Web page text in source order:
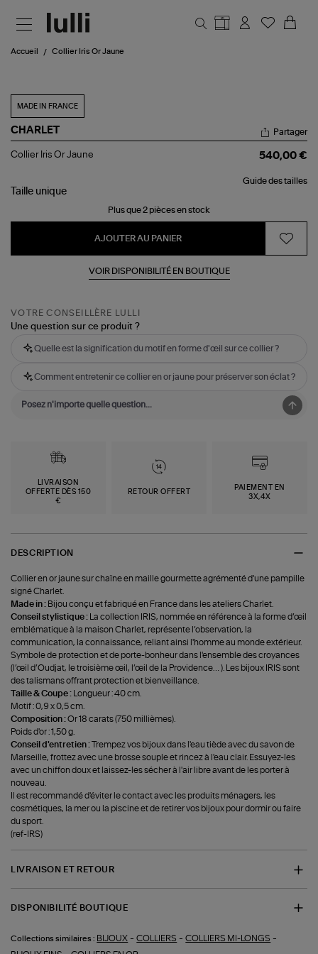
Accueil Collier Iris Or Jaune
MADE IN FRANCE
CHARLET
Collier
Jaune
Partager
Collier Iris Or Jaune 540,00 €
Guide des tailles
Taille unique
Plus que 2 pièces en stock
AJOUTER AU PANIER
VOIR DISPONIBILITÉ EN BOUTIQUE
VOTRE CONSEILLÈRE LULLI
Une question sur ce produit ?
Quelle est la signification du motif en forme d'œil sur ce collier ?
Comment entretenir ce collier en or jaune pour préserver son éclat ?
LIVRAISON
OFFERTE DÈS 150
€
RETOUR OFFERT
PAIEMENT EN
3X,4X
DESCRIPTION
Collier en or jaune sur chaîne en maille gourmette agrémenté d'une pampille
signé Charlet.
Made in : Bijou conçu et fabriqué en France dans les ateliers Charlet.
Conseil stylistique : La collection IRIS, nommée en référence à la forme d’œil
emblématique à la maison Charlet, représente l’observation, la
communication, la connaissance, reliant ainsi l'homme au monde extérieur.
Symbole de protection et de porte-bonheur dans l'ensemble des croyances
(l’œil d’Oudjat, le troisième œil, l’œil de la Providence… ). Les bijoux IRIS sont
des talismans offrant protection et bienveillance.
Taille & Coupe : Longueur : 40 cm.
Motif : 0,9 x 0,5 cm.
Composition :Or 18 carats (750 millièmes).
Poids d'or : 1,50 g.
Conseil d'entretien :
Trempez vos bijoux dans l'eau tiède avec du savon de
Marseille, frottez avec une brosse souple et rincez à l'eau clair. Essuyez-les
avec un chiffon doux et laissez-les sécher à l'air libre avant de les porter à
nouveau.
Il est recommandé d'éviter le contact avec les produits ménagers, les
cosmétiques, la mer ou la piscine et de retirer vos bijoux pour dormir ou faire
du sport.
(ref-IRS)
LIVRAISON ET RETOUR
DISPONIBILITÉ BOUTIQUE
Collections similaires : BIJOUX -COLLIERS -COLLIERS MI-LONGS -